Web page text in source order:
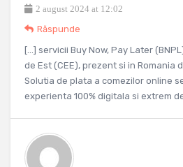
2 august 2024 at 12:02
Răspunde
[…] servicii Buy Now, Pay Later
de Est (CEE), prezent si in Romania
Solutia de plata a comezilor online
experienta 100% digitala si extrem